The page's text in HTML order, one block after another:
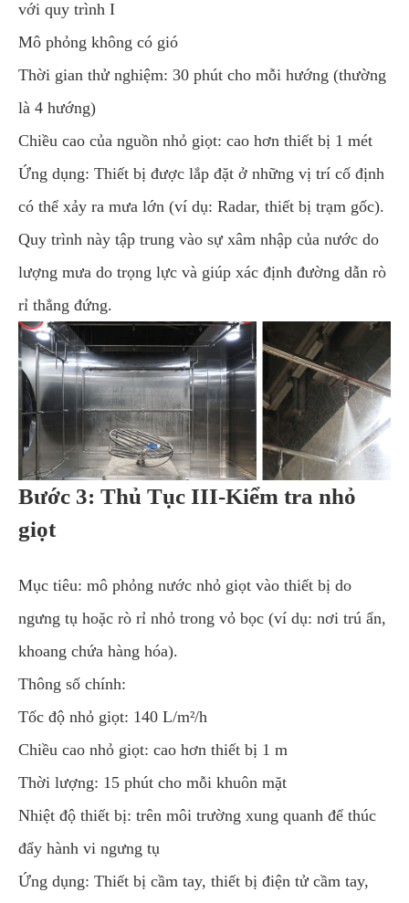
với quy trình I
Mô phỏng không có gió
Thời gian thử nghiệm: 30 phút cho mỗi hướng (thường
là 4 hướng)
Chiều cao của nguồn nhỏ giọt: cao hơn thiết bị 1 mét
Ứng dụng: Thiết bị được lắp đặt ở những vị trí cố định
có thể xảy ra mưa lớn (ví dụ: Radar, thiết bị trạm gốc).
Quy trình này tập trung vào sự xâm nhập của nước do
lượng mưa do trọng lực và giúp xác định đường dẫn rò
rỉ thẳng đứng.
Bước 3: Thủ Tục III-Kiểm tra nhỏ
giọt
Mục tiêu: mô phỏng nước nhỏ giọt vào thiết bị do
ngưng tụ hoặc rò rỉ nhỏ trong vỏ bọc (ví dụ: nơi trú ẩn,
khoang chứa hàng hóa).
Thông số chính:
Tốc độ nhỏ giọt: 140 L/m²/h
Chiều cao nhỏ giọt: cao hơn thiết bị 1 m
Thời lượng: 15 phút cho mỗi khuôn mặt
Nhiệt độ thiết bị: trên môi trường xung quanh để thúc
đẩy hành vi ngưng tụ
Ứng dụng: Thiết bị cầm tay, thiết bị điện tử cầm tay,